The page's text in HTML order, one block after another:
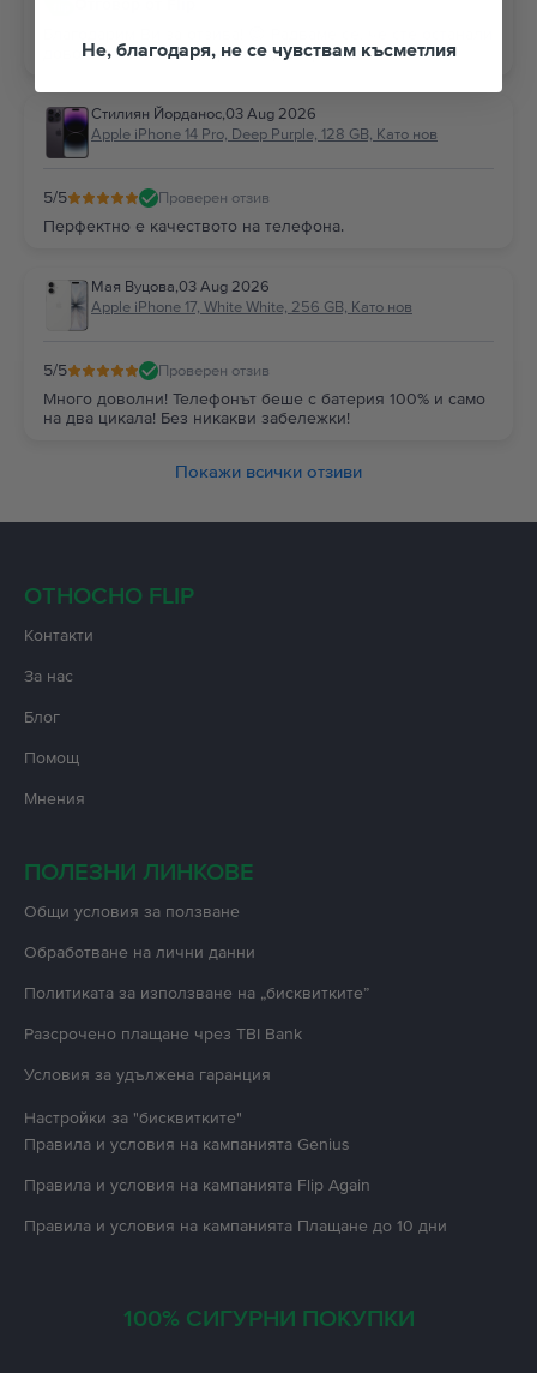
доволни и Ви благодарим за доверието!
Стилиян Йорданос,03 Aug 2026
Apple iPhone 14 Pro, Deep Purple, 128 GB, Като нов
5/5 Проверен отзив
Перфектно е качеството на телефона.
Мая Вуцова,03 Aug 2026
Apple iPhone 17, White White, 256 GB, Като нов
5/5 Проверен отзив
Много доволни! Телефонът беше с батерия 100% и само
на два цикала! Без никакви забележки!
Покажи всички отзиви
ОТНОСНО FLIP
Контакти
За нас
Блог
Помощ
Мнения
ПОЛЕЗНИ ЛИНКОВЕ
Oбщи условия за ползване
Oбработване на лични данни
Политиката за използване на „бисквитките”
Разсрочено плащане чрез TBI Bank
Условия за удължена гаранция
Настройки за "бисквитките"
Правила и условия на кампанията Genius
Правила и условия на кампанията Flip Again
Правила и условия на кампанията Плащане до 10 дни
100% СИГУРНИ ПОКУПКИ
Не, благодаря, не се чувствам късметлия